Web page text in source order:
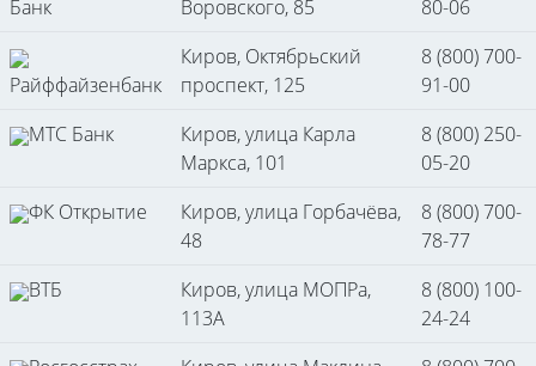
Банк
Воровского, 85
80-06
Райффайзенбанк
Киров, Октябрьский
проспект, 125
8 (800) 700-
91-00
МТС Банк
Киров, улица Карла
Маркса, 101
8 (800) 250-
05-20
ФК Открытие
Киров, улица Горбачёва,
48
8 (800) 700-
78-77
ВТБ
Киров, улица МОПРа,
113А
8 (800) 100-
24-24